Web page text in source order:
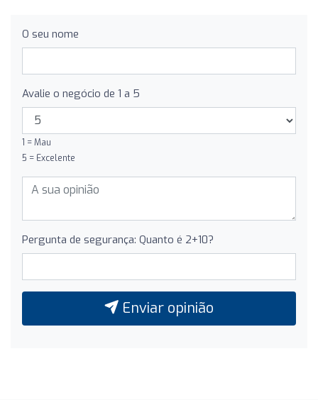
O seu nome
Avalie o negócio de 1 a 5
1 = Mau
5 = Excelente
Pergunta de segurança: Quanto é 2+10?
Enviar opinião